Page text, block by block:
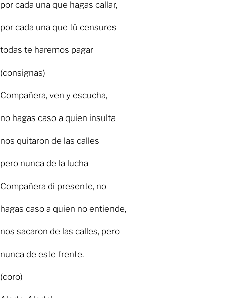
por cada una que hagas callar,
por cada una que tú censures
todas te haremos pagar
(consignas)
Compañera, ven y escucha,
no hagas caso a quien insulta
nos quitaron de las calles
pero nunca de la lucha
Compañera di presente, no
hagas caso a quien no entiende,
nos sacaron de las calles, pero
nunca de este frente.
(coro)